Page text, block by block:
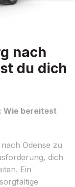
nach
du dich
Wie bereitest
Odense zu
dich
Ein